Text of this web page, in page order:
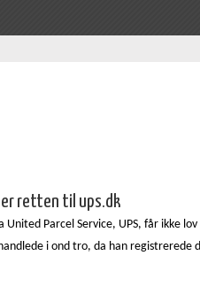
retten til ups.dk
United Parcel Service, UPS, får ikke
i ond tro, da han